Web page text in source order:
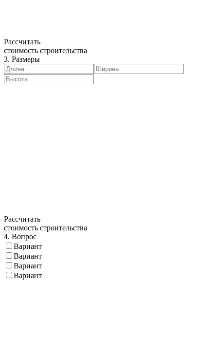
Рассчитать
стоимость строительства
3. Размеры
Рассчитать
стоимость строительства
4. Вопрос
Вариант
Вариант
Вариант
Вариант